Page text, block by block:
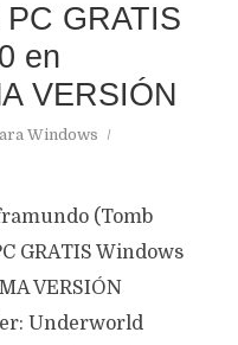
GRATIS
en
VERSIÓN
Windows
(Tomb
GRATIS Windows
VERSIÓN
Underworld